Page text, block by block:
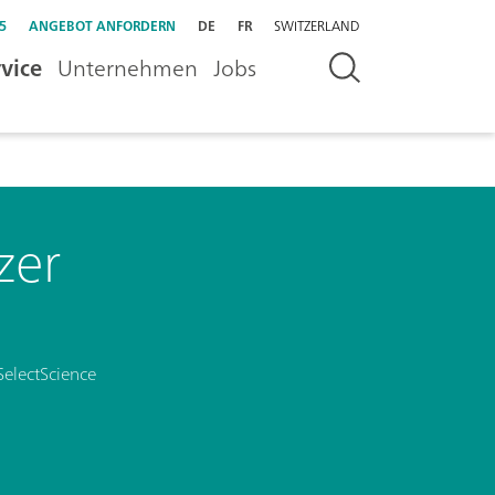
ANGEBOT ANFORDERN DE FR SWITZERLAND
Unternehmen Jobs